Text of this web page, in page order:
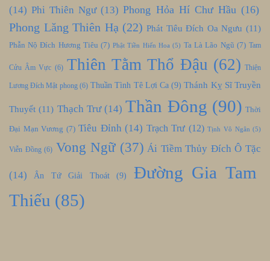
(14) Phi Thiên Ngư(13) Phong Hỏa Hí Chư Hầu(16)
Phong Lăng Thiên Hạ (22) Phát Tiêu Đích Oa Ngưu (11)
Phẫn Nộ Đích Hương Tiêu (7) Phật Tiền Hiến Hoa (5) Ta Là Lão Ngũ (7) Tam
Cửu Âm Vực (6) Thiên Tằm Thổ Đậu (62) Thiện
Lương Đích Mật phong(6) Thuần Tình Tê Lợi Ca(9) Thánh Kỵ Sĩ Truyền
Thuyết (11) Thạch Trư(14) Thần Đông (90) Thời
Đại Mạn Vương (7) Tiêu Đỉnh (14) Trạch Trư (12) Tịnh Vô Ngân (5)
Viễn Đồng(6) Vong Ngữ(37) Ái Tiềm Thủy Đích Ô Tặc
(14) Ân Tứ Giải Thoát(9)
Đường Gia Tam
Thiếu (85)